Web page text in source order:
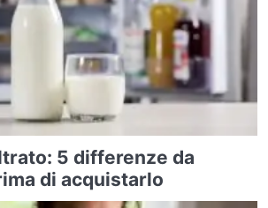
5 differenze da
di acquistarlo